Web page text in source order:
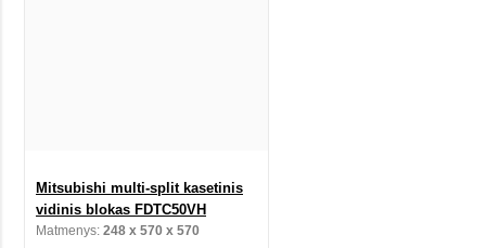
Mitsubishi multi-split kasetinis
vidinis blokas FDTC50VH
Matmenys: 248 x 570 x 570